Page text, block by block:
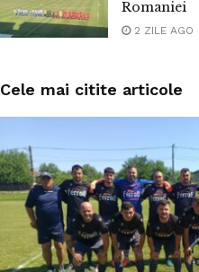
Romaniei
2 ZILE AGO
Cele mai citite articole